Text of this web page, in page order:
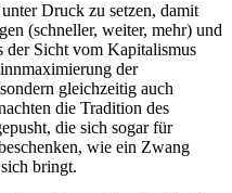
Druck zu setzen, damit
(schneller, weiter, mehr) und
der Sicht vom Kapitalismus
der
gleichzeitig auch
die Tradition des
die sich sogar für
wie ein Zwang
bringt.